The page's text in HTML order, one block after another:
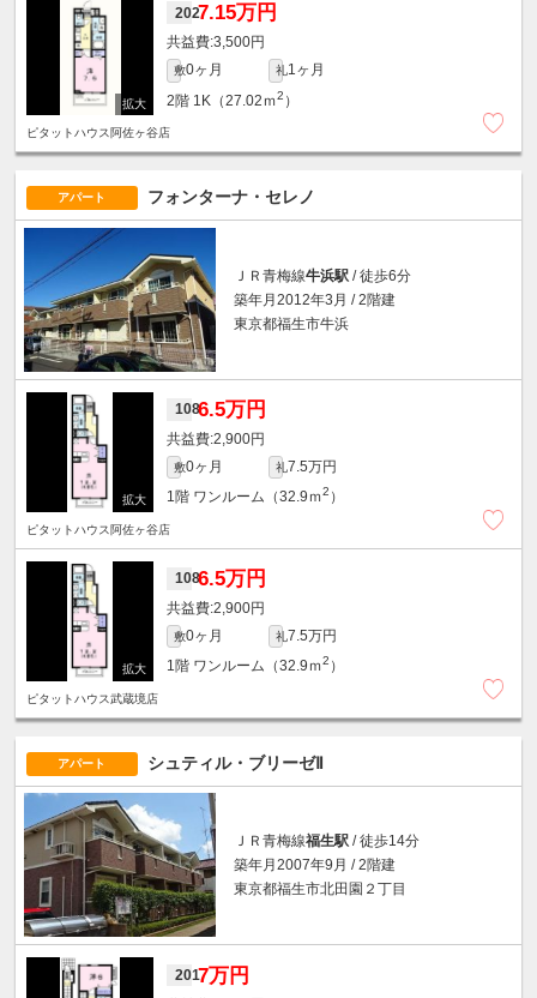
2027.15万円
3,500円
敷0ヶ月 礼1ヶ月
2階 1K（27.02ｍ2 ）
ピタットハウス阿佐ヶ谷店
アパート フォンターナ・セレノ
ＪＲ青梅線牛浜駅 / 徒歩6分
築年月2012年3月 / 2階建
東京都福生市牛浜
1086.5万円
2,900円
敷0ヶ月 礼7.5万円
1階 ワンルーム（32.9ｍ2 ）
ピタットハウス阿佐ヶ谷店
1086.5万円
2,900円
敷0ヶ月 礼7.5万円
1階 ワンルーム（32.9ｍ2 ）
ピタットハウス武蔵境店
アパート シュティル・ブリーゼⅡ
ＪＲ青梅線福生駅 / 徒歩14分
築年月2007年9月 / 2階建
東京都福生市北田園２丁目
2017万円